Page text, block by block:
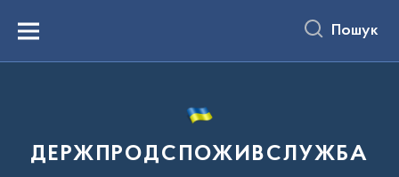
вмістуMenu Пошук
ДЕРЖПРОДСПОЖИВСЛУЖБА